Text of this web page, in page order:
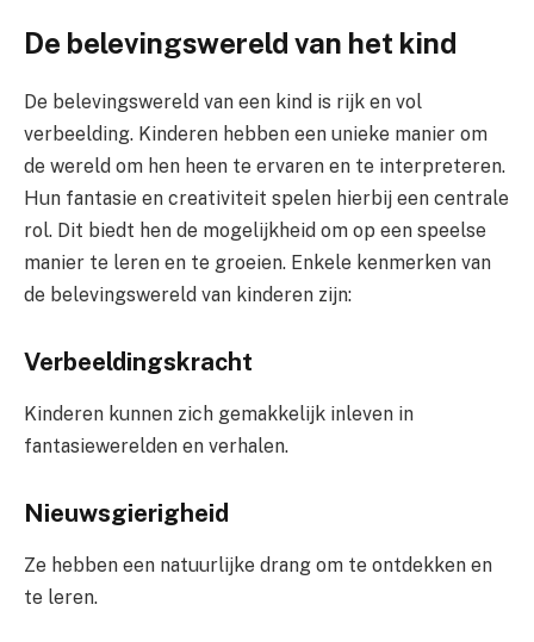
De belevingswereld van het kind
De belevingswereld van een kind is rijk en vol
verbeelding. Kinderen hebben een unieke manier om
de wereld om hen heen te ervaren en te interpreteren.
Hun fantasie en creativiteit spelen hierbij een centrale
rol. Dit biedt hen de mogelijkheid om op een speelse
manier te leren en te groeien. Enkele kenmerken van
de belevingswereld van kinderen zijn:
Verbeeldingskracht
Kinderen kunnen zich gemakkelijk inleven in
fantasiewerelden en verhalen.
Nieuwsgierigheid
Ze hebben een natuurlijke drang om te ontdekken en
te leren.